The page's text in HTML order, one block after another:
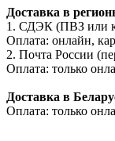
Доставка в
1. СДЭК (ПВЗ или
Оплата: онлайн,
2. Почта России
Оплата: только
Доставка в
Оплата: только